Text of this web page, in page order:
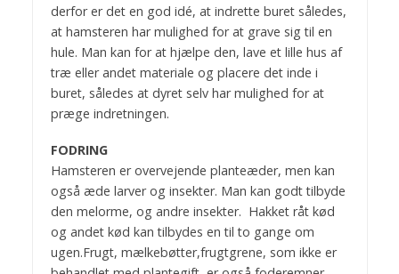
derfor er det en god idé, at indrette buret således,
at hamsteren har mulighed for at grave sig til en
hule. Man kan for at hjælpe den, lave et lille hus af
træ eller andet materiale og placere det inde i
buret, således at dyret selv har mulighed for at
præge indretningen.
FODRING
Hamsteren er overvejende planteæder, men kan
også æde larver og insekter. Man kan godt tilbyde
den melorme, og andre insekter. Hakket råt kød
og andet kød kan tilbydes en til to gange om
ugen.Frugt, mælkebøtter,frugtgrene, som ikke er